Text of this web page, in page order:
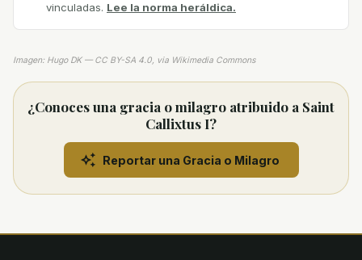
vinculadas. Lee la norma heráldica.
Imagen: Hugo DK — CC BY-SA 4.0, via Wikimedia Commons
¿Conoces una gracia o milagro atribuido a Saint
Callixtus I?
Reportar una Gracia o Milagro